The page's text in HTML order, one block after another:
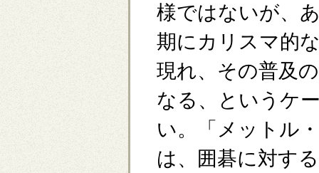
様ではないが、
期にカリスマ的
現れ、その普及
なる、というケ
い。「メットル
は、囲碁に対す